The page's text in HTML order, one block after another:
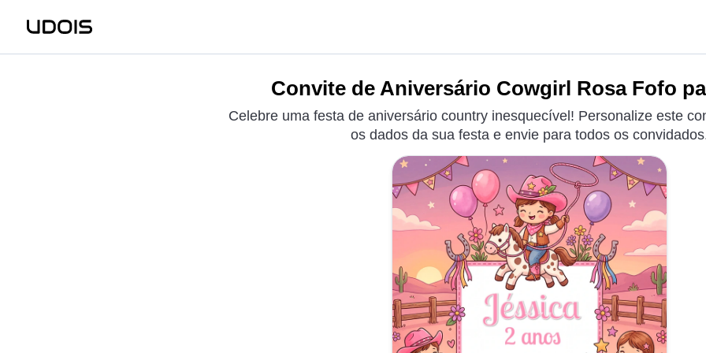
Convite de Aniversário Cowgirl Rosa Fofo
Celebre uma festa de aniversário country inesquecível! Personalize este
os dados da sua festa e envie para todos os